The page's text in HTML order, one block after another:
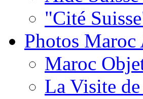
"Cité
Photos Maroc
Maroc
La Visite